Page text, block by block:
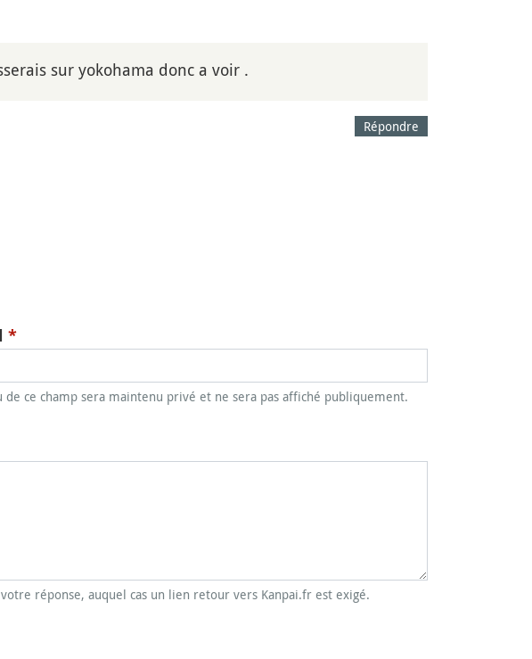
sur yokohama donc a voir .
Répondre
*
de ce champ sera maintenu privé et ne sera pas affiché publiquement.
réponse, auquel cas un lien retour vers Kanpai.fr est exigé.